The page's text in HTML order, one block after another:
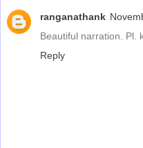
ranganathank
Beautiful narration. Pl.
Reply